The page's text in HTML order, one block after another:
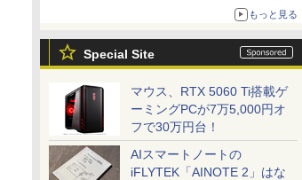
もっと見る
Special Site
マウス、RTX 5060 Ti搭載ゲ
ーミングPCが7万5,000円オ
フで30万円台！
AIスマートノートの
iFLYTEK「AINOTE 2」はな